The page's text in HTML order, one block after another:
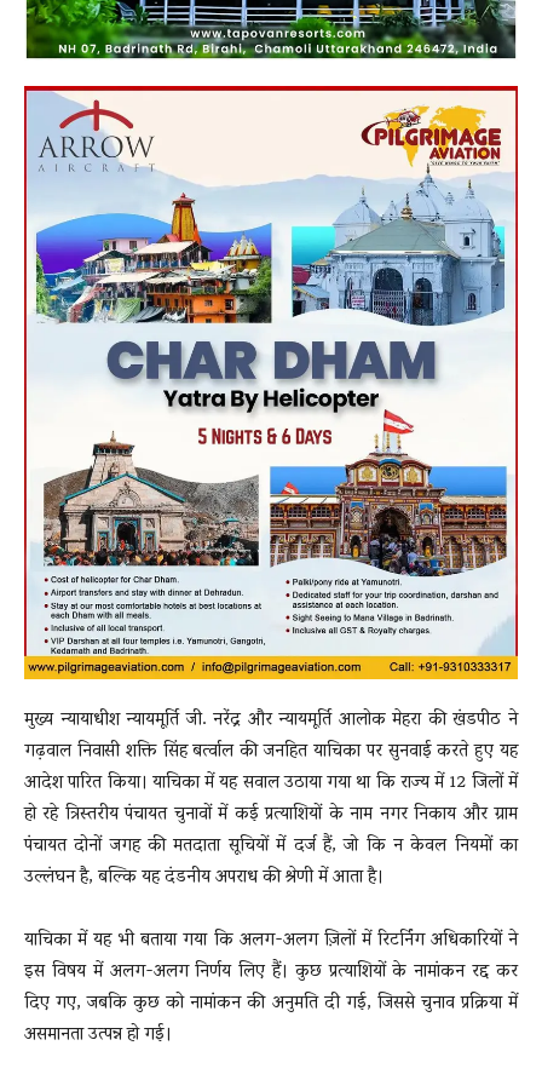
मुख्य न्यायाधीश न्यायमूर्ति जी. नरेंद्र और न्यायमूर्ति आलोक मेहरा की खंडपीठ ने
गढ़वाल निवासी शक्ति सिंह बर्त्वाल की जनहित याचिका पर सुनवाई करते हुए यह
आदेश पारित किया। याचिका में यह सवाल उठाया गया था कि राज्य में 12 जिलों में
हो रहे त्रिस्तरीय पंचायत चुनावों में कई प्रत्याशियों के नाम नगर निकाय और ग्राम
पंचायत दोनों जगह की मतदाता सूचियों में दर्ज हैं, जो कि न केवल नियमों का
उल्लंघन है, बल्कि यह दंडनीय अपराध की श्रेणी में आता है।
याचिका में यह भी बताया गया कि अलग-अलग ज़िलों में रिटर्निंग अधिकारियों ने
इस विषय में अलग-अलग निर्णय लिए हैं। कुछ प्रत्याशियों के नामांकन रद्द कर
दिए गए, जबकि कुछ को नामांकन की अनुमति दी गई, जिससे चुनाव प्रक्रिया में
असमानता उत्पन्न हो गई।